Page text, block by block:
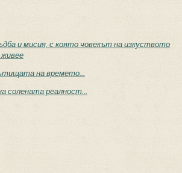
и мисия, с която човекът на изкуството
на времето...
солената реалност...